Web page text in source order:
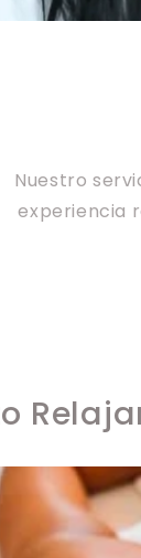
Nuestro
experiencia